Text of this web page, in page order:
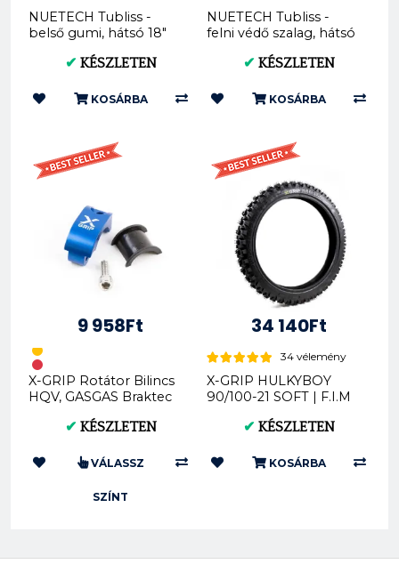
NUETECH Tubliss -
belső gumi, hátsó 18"
✔ KÉSZLETEN
KOSÁRBA
NUETECH Tubliss -
felni védő szalag, hátsó
✔ KÉSZLETEN
KOSÁRBA
9 958Ft
X-GRIP Rotátor Bilincs
HQV, GASGAS Braktec
✔ KÉSZLETEN
VÁLASSZ
SZÍNT
34 140Ft
34 vélemény
X-GRIP HULKYBOY
90/100-21 SOFT | F.I.M
✔ KÉSZLETEN
KOSÁRBA